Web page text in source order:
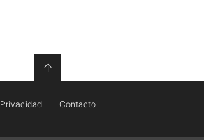
↑
Privacidad Contacto